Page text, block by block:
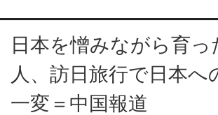
日本を憎みながら育っ
人、訪日旅行で日本へ
一変＝中国報道